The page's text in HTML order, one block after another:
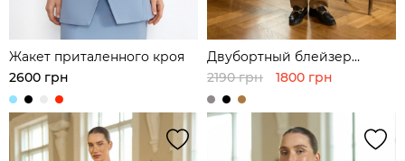
Жакет приталенного кроя
2600 грн
Двубортный блейзер
прямого кроя
2190 грн 1800 грн